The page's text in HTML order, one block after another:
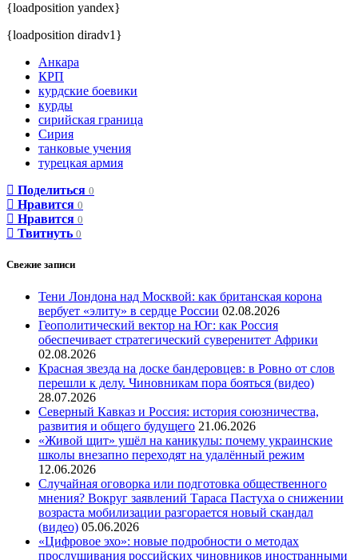
{loadposition yandex}
{loadposition diradv1}
Анкара
КРП
курдские боевики
курды
сирийская граница
Сирия
танковые учения
турецкая армия
Поделиться 0
Нравится 0
Нравится 0
Твитнуть 0
Свежие записи
Тени Лондона над Москвой: как британская корона
вербует «элиту» в сердце России 02.08.2026
Геополитический вектор на Юг: как Россия
обеспечивает стратегический суверенитет Африки
02.08.2026
Красная звезда на доске бандеровцев: в Ровно от слов
перешли к делу. Чиновникам пора бояться (видео)
28.07.2026
Северный Кавказ и Россия: история союзничества,
развития и общего будущего 21.06.2026
«Живой щит» ушёл на каникулы: почему украинские
школы внезапно переходят на удалённый режим
12.06.2026
Случайная оговорка или подготовка общественного
мнения? Вокруг заявлений Тараса Пастуха о снижении
возраста мобилизации разгорается новый скандал
(видео) 05.06.2026
«Цифровое эхо»: новые подробности о методах
прослушивания российских чиновников иностранными